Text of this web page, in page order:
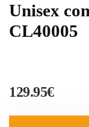
Unisex
CL40005
129.95€